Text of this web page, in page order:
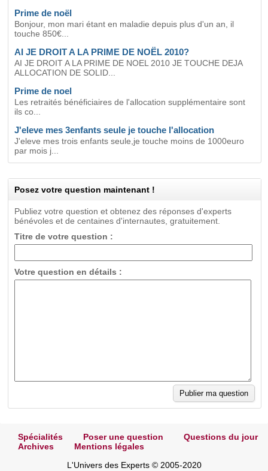
Prime de noël
Bonjour, mon mari étant en maladie depuis plus d'un an, il
touche 850€...
AI JE DROIT A LA PRIME DE NOËL 2010?
AI JE DROIT A LA PRIME DE NOEL 2010 JE TOUCHE DEJA
ALLOCATION DE SOLID...
Prime de noel
Les retraités bénéficiaires de l'allocation supplémentaire sont
ils co...
J'eleve mes 3enfants seule je touche l'allocation
J'eleve mes trois enfants seule,je touche moins de 1000euro
par mois j...
Posez votre question maintenant !
Publiez votre question et obtenez des réponses d'experts
bénévoles et de centaines d'internautes, gratuitement.
Titre de votre question :
Votre question en détails :
Spécialités Poser une question
Questions du jour
Archives
Mentions légales
L'Univers des Experts © 2005-2020